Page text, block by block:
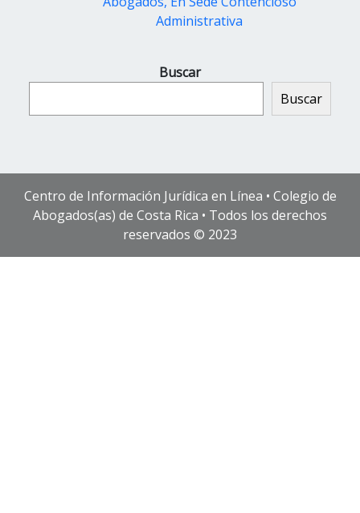
Administrativa
Buscar
Buscar
Centro de Información Jurídica en Línea • Colegio de
Abogados(as) de Costa Rica • Todos los derechos
reservados © 2023